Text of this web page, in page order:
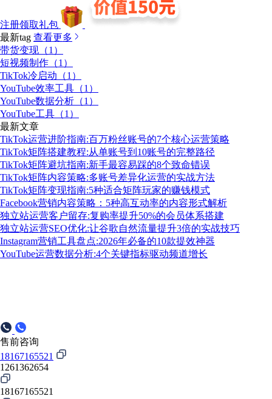
注册领取礼包
最新tag 查看更多
带货变现（1）
短视频制作（1）
TikTok冷启动（1）
YouTube效率工具（1）
YouTube数据分析（1）
YouTube工具（1）
最新文章
TikTok运营进阶指南:百万粉丝账号的7个核心运营策略
TikTok矩阵搭建教程:从单账号到10账号的完整路径
TikTok矩阵避坑指南:新手最容易踩的8个致命错误
TikTok矩阵内容策略:多账号差异化运营的实战方法
TikTok矩阵变现指南:5种适合矩阵玩家的赚钱模式
Facebook营销内容策略：5种高互动率的内容形式解析
独立站运营客户留存:复购率提升50%的会员体系搭建
独立站运营SEO优化:让谷歌自然流量提升3倍的实战技巧
Instagram营销工具盘点:2026年必备的10款提效神器
YouTube运营数据分析:4个关键指标驱动频道增长
售前咨询
18167165521
1261362654
18167165521